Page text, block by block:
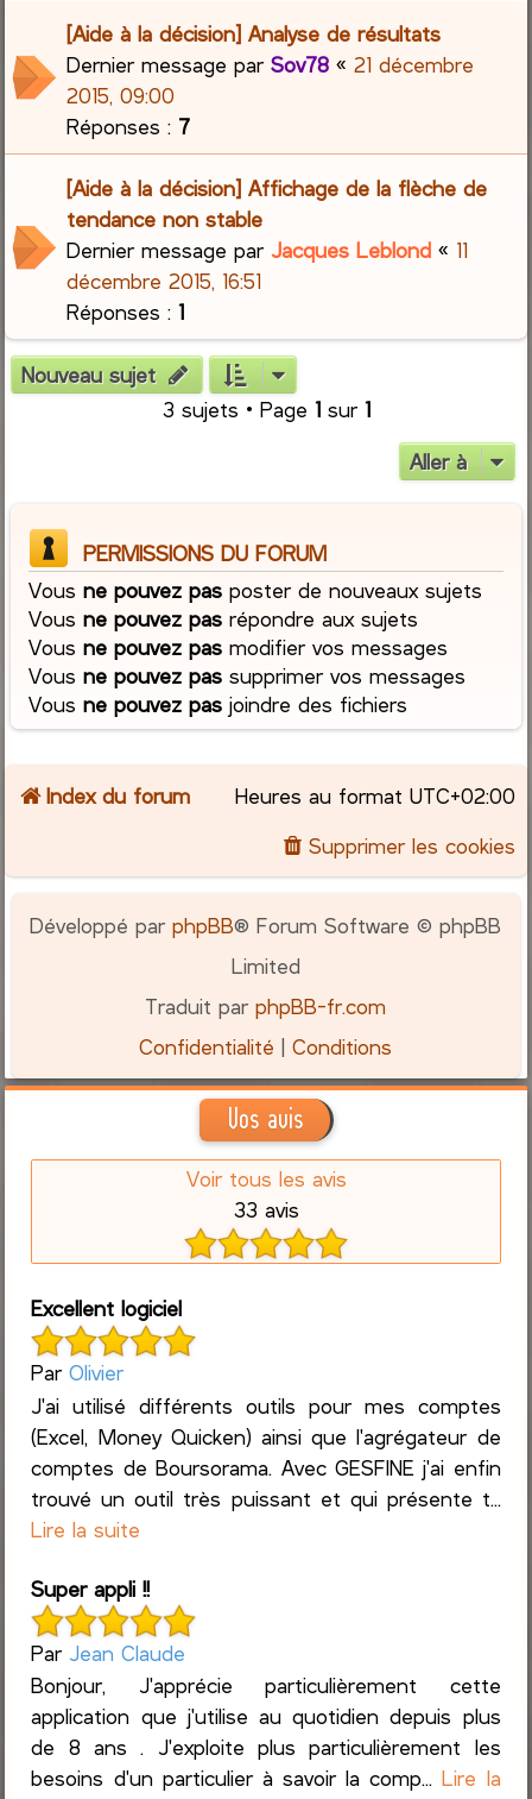
[Aide à la décision] Analyse de résultats
Dernier message parSov78 «21 décembre
2015, 09:00
Réponses : 7
[Aide à la décision] Affichage de la flèche de
tendance non stable
Dernier message parJacques Leblond « 11
décembre 2015, 16:51
Réponses :1
Nouveau sujet
3 sujets • Page 1sur 1
Aller à
PERMISSIONS DU FORUM
Vousne pouvez pas poster de nouveaux sujets
Vousne pouvez pas répondre aux sujets
Vousne pouvez pas modifier vos messages
Vousne pouvez pas supprimer vos messages
Vousne pouvez pas joindre des fichiers
Index du forum Heures au format UTC+02:00
Supprimer les cookies
Développé parphpBB® Forum Software © phpBB
Limited
Traduit parphpBB-fr.com
Confidentialité |Conditions
Vos avis
Voir tous les avis
33 avis
Excellent logiciel
ParOlivier
J'ai utilisé différents outils pour mes comptes
(Excel, Money Quicken) ainsi que l'agrégateur de
comptes de Boursorama. Avec GESFINE j'ai enfin
trouvé un outil très puissant et qui présente t...
Lire la suite
Super appli !!
Par Jean Claude
Bonjour, J'apprécie particulièrement cette
application que j'utilise au quotidien depuis plus
de 8 ans . J'exploite plus particulièrement les
besoins d'un particulier à savoir la comp...Lire la